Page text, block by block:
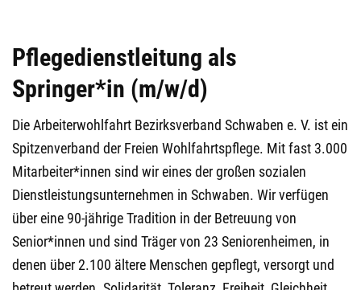
Pflegedienstleitung als
Springer*in (m/w/d)
Die Arbeiterwohlfahrt Bezirksverband Schwaben e. V. ist ein
Spitzenverband der Freien Wohlfahrtspflege. Mit fast 3.000
Mitarbeiter*innen sind wir eines der großen sozialen
Dienstleistungsunternehmen in Schwaben. Wir verfügen
über eine 90-jährige Tradition in der Betreuung von
Senior*innen und sind Träger von 23 Seniorenheimen, in
denen über 2.100 ältere Menschen gepflegt, versorgt und